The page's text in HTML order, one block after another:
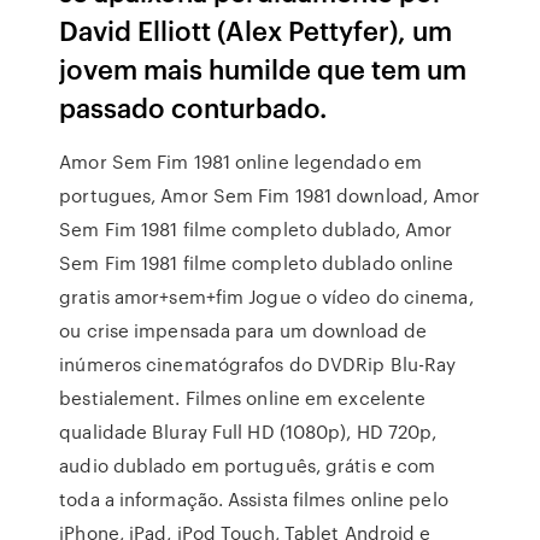
David Elliott (Alex Pettyfer), um
jovem mais humilde que tem um
passado conturbado.
Amor Sem Fim 1981 online legendado em
portugues, Amor Sem Fim 1981 download, Amor
Sem Fim 1981 filme completo dublado, Amor
Sem Fim 1981 filme completo dublado online
gratis amor+sem+fim Jogue o vídeo do cinema,
ou crise impensada para um download de
inúmeros cinematógrafos do DVDRip Blu-Ray
bestialement. Filmes online em excelente
qualidade Bluray Full HD (1080p), HD 720p,
audio dublado em português, grátis e com
toda a informação. Assista filmes online pelo
iPhone, iPad, iPod Touch, Tablet Android e